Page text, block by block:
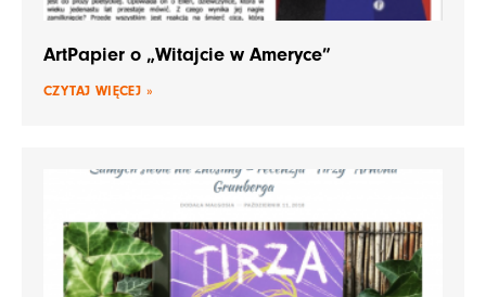
ArtPapier o „Witajcie w Ameryce”
CZYTAJ WIĘCEJ »